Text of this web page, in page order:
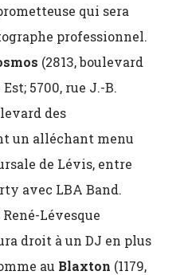
qui sera
professionnel.
(2813, boulevard
5700, rue J.-B.
des
un alléchant menu
de Lévis, entre
avec LBA Band.
Lévesque
droit à un DJ en plus
au Blaxton (1179,